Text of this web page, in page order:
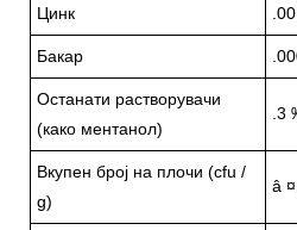
Цинк
Бакар
Останати растворувачи
(како ментанол)
.3
Вкупен број на плочи (cfu /
g)
â